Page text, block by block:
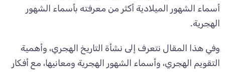
أسماء الشهور الميلادية أكثر من معرفته بأسماء الشهور
الهجرية.
وفي هذا المقال نتعرف إلى نشأة التاريخ الهجري، وأهمية
التقويم الهجري، وأسماء الشهور الهجرية ومعانيها، مع أفكار